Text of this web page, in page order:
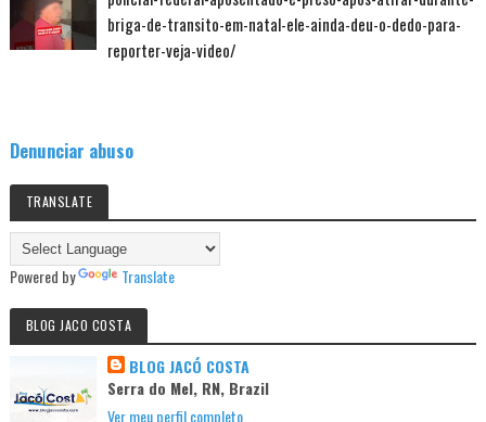
briga-de-transito-em-natal-ele-ainda-deu-o-dedo-para-
reporter-veja-video/
Denunciar abuso
TRANSLATE
Powered by Translate
BLOG JACO COSTA
BLOG JACÓ COSTA
Serra do Mel, RN, Brazil
Ver meu perfil completo